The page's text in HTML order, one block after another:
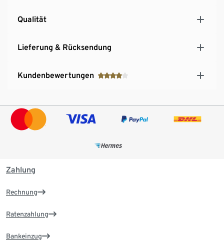
Qualität
Lieferung & Rücksendung
Kundenbewertungen
Zahlung
Rechnung
Ratenzahlung
Bankeinzug